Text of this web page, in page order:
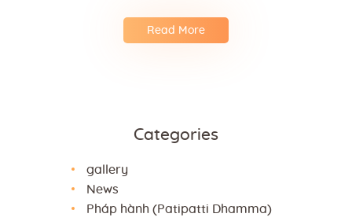
Read More
Categories
gallery
News
Pháp hành (Patipatti Dhamma)